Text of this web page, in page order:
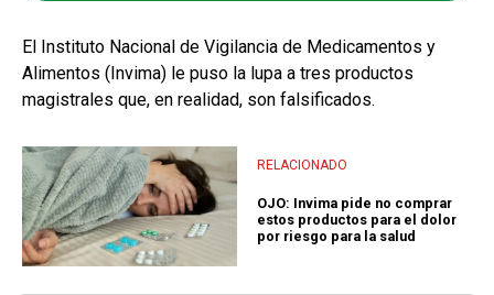
El Instituto Nacional de Vigilancia de Medicamentos y
Alimentos (Invima) le puso la lupa a tres productos
magistrales que, en realidad, son falsificados.
RELACIONADO
OJO: Invima pide no comprar
estos productos para el dolor
por riesgo para la salud